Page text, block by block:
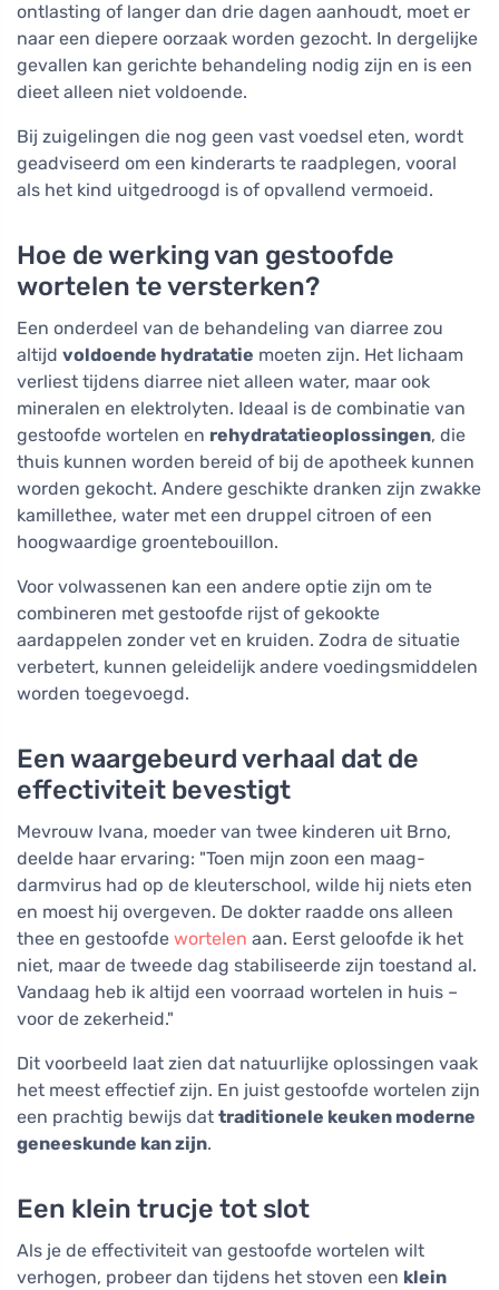
ontlasting of langer dan drie dagen aanhoudt, moet er
naar een diepere oorzaak worden gezocht. In dergelijke
gevallen kan gerichte behandeling nodig zijn en is een
dieet alleen niet voldoende.
Bij zuigelingen die nog geen vast voedsel eten, wordt
geadviseerd om een kinderarts te raadplegen, vooral
als het kind uitgedroogd is of opvallend vermoeid.
Hoe de werking van gestoofde
wortelen te versterken?
Een onderdeel van de behandeling van diarree zou
altijd voldoende hydratatie moeten zijn. Het lichaam
verliest tijdens diarree niet alleen water, maar ook
mineralen en elektrolyten. Ideaal is de combinatie van
gestoofde wortelen en rehydratatieoplossingen, die
thuis kunnen worden bereid of bij de apotheek kunnen
worden gekocht. Andere geschikte dranken zijn zwakke
kamillethee, water met een druppel citroen of een
hoogwaardige groentebouillon.
Voor volwassenen kan een andere optie zijn om te
combineren met gestoofde rijst of gekookte
aardappelen zonder vet en kruiden. Zodra de situatie
verbetert, kunnen geleidelijk andere voedingsmiddelen
worden toegevoegd.
Een waargebeurd verhaal dat de
effectiviteit bevestigt
Mevrouw Ivana, moeder van twee kinderen uit Brno,
deelde haar ervaring: "Toen mijn zoon een maag-
darmvirus had op de kleuterschool, wilde hij niets eten
en moest hij overgeven. De dokter raadde ons alleen
thee en gestoofde wortelen aan. Eerst geloofde ik het
niet, maar de tweede dag stabiliseerde zijn toestand al.
Vandaag heb ik altijd een voorraad wortelen in huis –
voor de zekerheid."
Dit voorbeeld laat zien dat natuurlijke oplossingen vaak
het meest effectief zijn. En juist gestoofde wortelen zijn
een prachtig bewijs dat traditionele keuken moderne
geneeskunde kan zijn.
Een klein trucje tot slot
Als je de effectiviteit van gestoofde wortelen wilt
verhogen, probeer dan tijdens het stoven een klein